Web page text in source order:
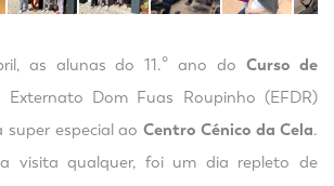
as alunas do 11.º ano doCurso de
Externato Dom Fuas Roupinho (EFDR)
super especial aoCentro Cénico da Cela.
visita qualquer, foi um dia repleto de